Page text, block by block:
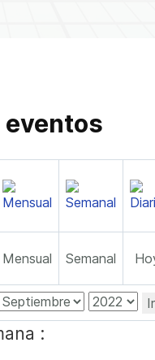
eventos
Mensual Semanal
: